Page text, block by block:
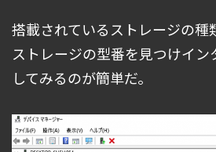
搭載されているストレージの種
ストレージの型番を見つけイ
してみるのが簡単だ。